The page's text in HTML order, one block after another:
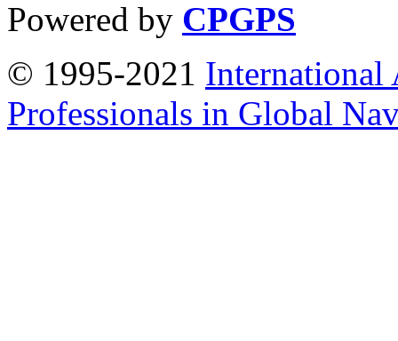
Powered by CPGPS
© 1995-2021 International
Professionals in Global